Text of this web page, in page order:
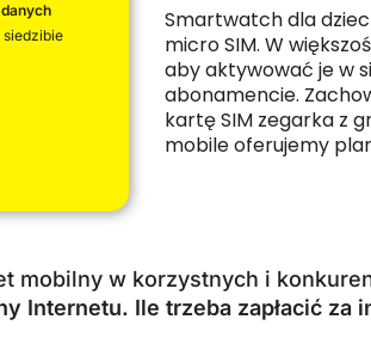
Smartwatch dla
micro SIM. W
aby aktywować je w
abonamencie.
kartę SIM zegarka z
mobile oferujemy
mobilny w korzystnych i
Internetu. Ile trzeba zapłacić za